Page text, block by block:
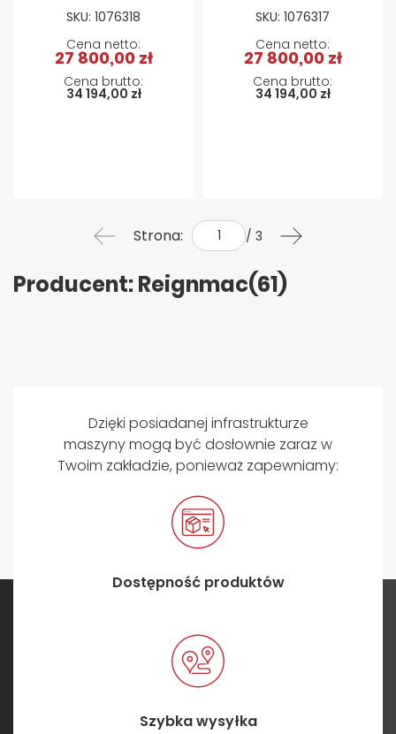
SKU: 1076318
34 194,00 zł
27 800,00 zł
Reignmac M701
SKU: 1076317
34 194,00 zł
27 800,00 zł
Strona: / 3
Producent: Reignmac(61)
Dzięki posiadanej infrastrukturze
maszyny mogą być dosłownie zaraz w
Twoim zakładzie, ponieważ zapewniamy:
Dostępność produktów
Szybka wysyłka